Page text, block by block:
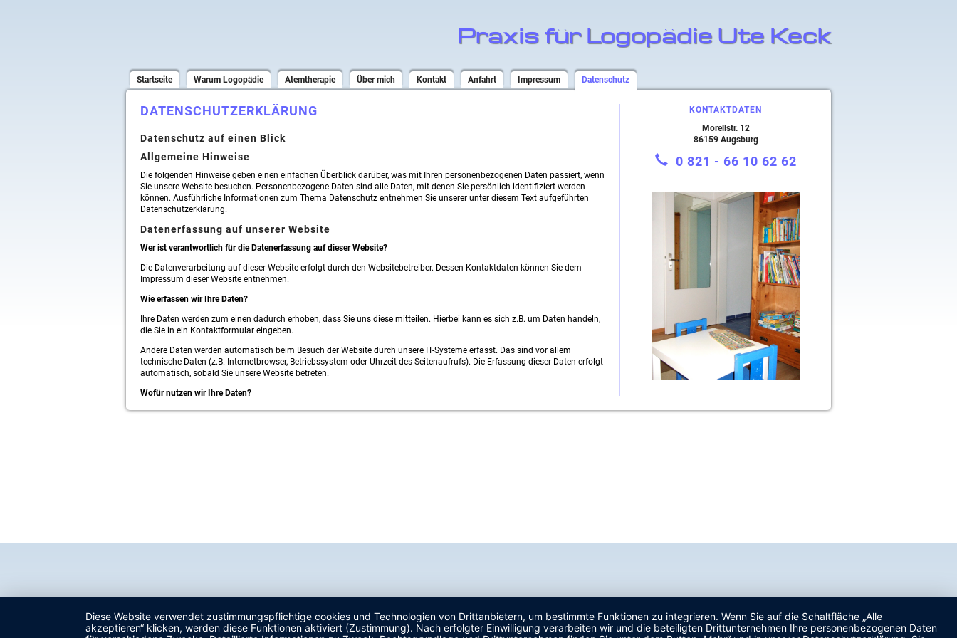
Praxis für Logopädie Ute Keck
Startseite Warum Logopädie Atemtherapie Über mich Kontakt Anfahrt Impressum Datenschutz
DATENSCHUTZERKLÄRUNG
Datenschutz auf einen Blick
Allgemeine Hinweise
Die folgenden Hinweise geben einen einfachen Überblick darüber, was mit Ihren personenbezogenen Daten passiert, wenn
Sie unsere Website besuchen. Personenbezogene Daten sind alle Daten, mit denen Sie persönlich identifiziert werden
können. Ausführliche Informationen zum Thema Datenschutz entnehmen Sie unserer unter diesem Text aufgeführten
Datenschutzerklärung.
Datenerfassung auf unserer Website
Wer ist verantwortlich für die Datenerfassung auf dieser Website?
Die Datenverarbeitung auf dieser Website erfolgt durch den Websitebetreiber. Dessen Kontaktdaten können Sie dem
Impressum dieser Website entnehmen.
Wie erfassen wir Ihre Daten?
Ihre Daten werden zum einen dadurch erhoben, dass Sie uns diese mitteilen. Hierbei kann es sich z.B. um Daten handeln,
die Sie in ein Kontaktformular eingeben.
Andere Daten werden automatisch beim Besuch der Website durch unsere IT-Systeme erfasst. Das sind vor allem
technische Daten (z.B. Internetbrowser, Betriebssystem oder Uhrzeit des Seitenaufrufs). Die Erfassung dieser Daten erfolgt
automatisch, sobald Sie unsere Website betreten.
Wofür nutzen wir Ihre Daten?
Ein Teil der Daten wird erhoben, um eine fehlerfreie Bereitstellung der Website zu gewährleisten. Andere Daten können zur
personenbezogenen Daten zu verlangen. Details hierzu entnehmen Sie der Datenschutzerklärung unter „Recht auf
Surf-Verhalten kann nicht zu Ihnen zurückverfolgt werden. Sie können dieser Analyse widersprechen oder sie durch die
Nichtbenutzung bestimmter Tools verhindern. Detaillierte Informationen dazu finden Sie in der folgenden
KONTAKTDATEN
Morellstr. 12
86159 Augsburg
0 821 - 66 10 62 62
Diese Website verwendet zustimmungspflichtige cookies und Technologien von Drittanbietern, um bestimmte Funktionen zu integrieren. Wenn Sie auf die Schaltfläche „Alle
akzeptieren“ klicken, werden diese Funktionen aktiviert (Zustimmung). Nach erfolgter Einwilligung verarbeiten wir und die beteiligten Drittunternehmen Ihre personenbezogenen Daten